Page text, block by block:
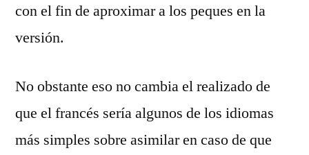
con el fin de aproximar a los peques en la
versión.
No obstante eso no cambia el realizado de
que el francés serí­a algunos de los idiomas
más simples sobre asimilar en caso de que